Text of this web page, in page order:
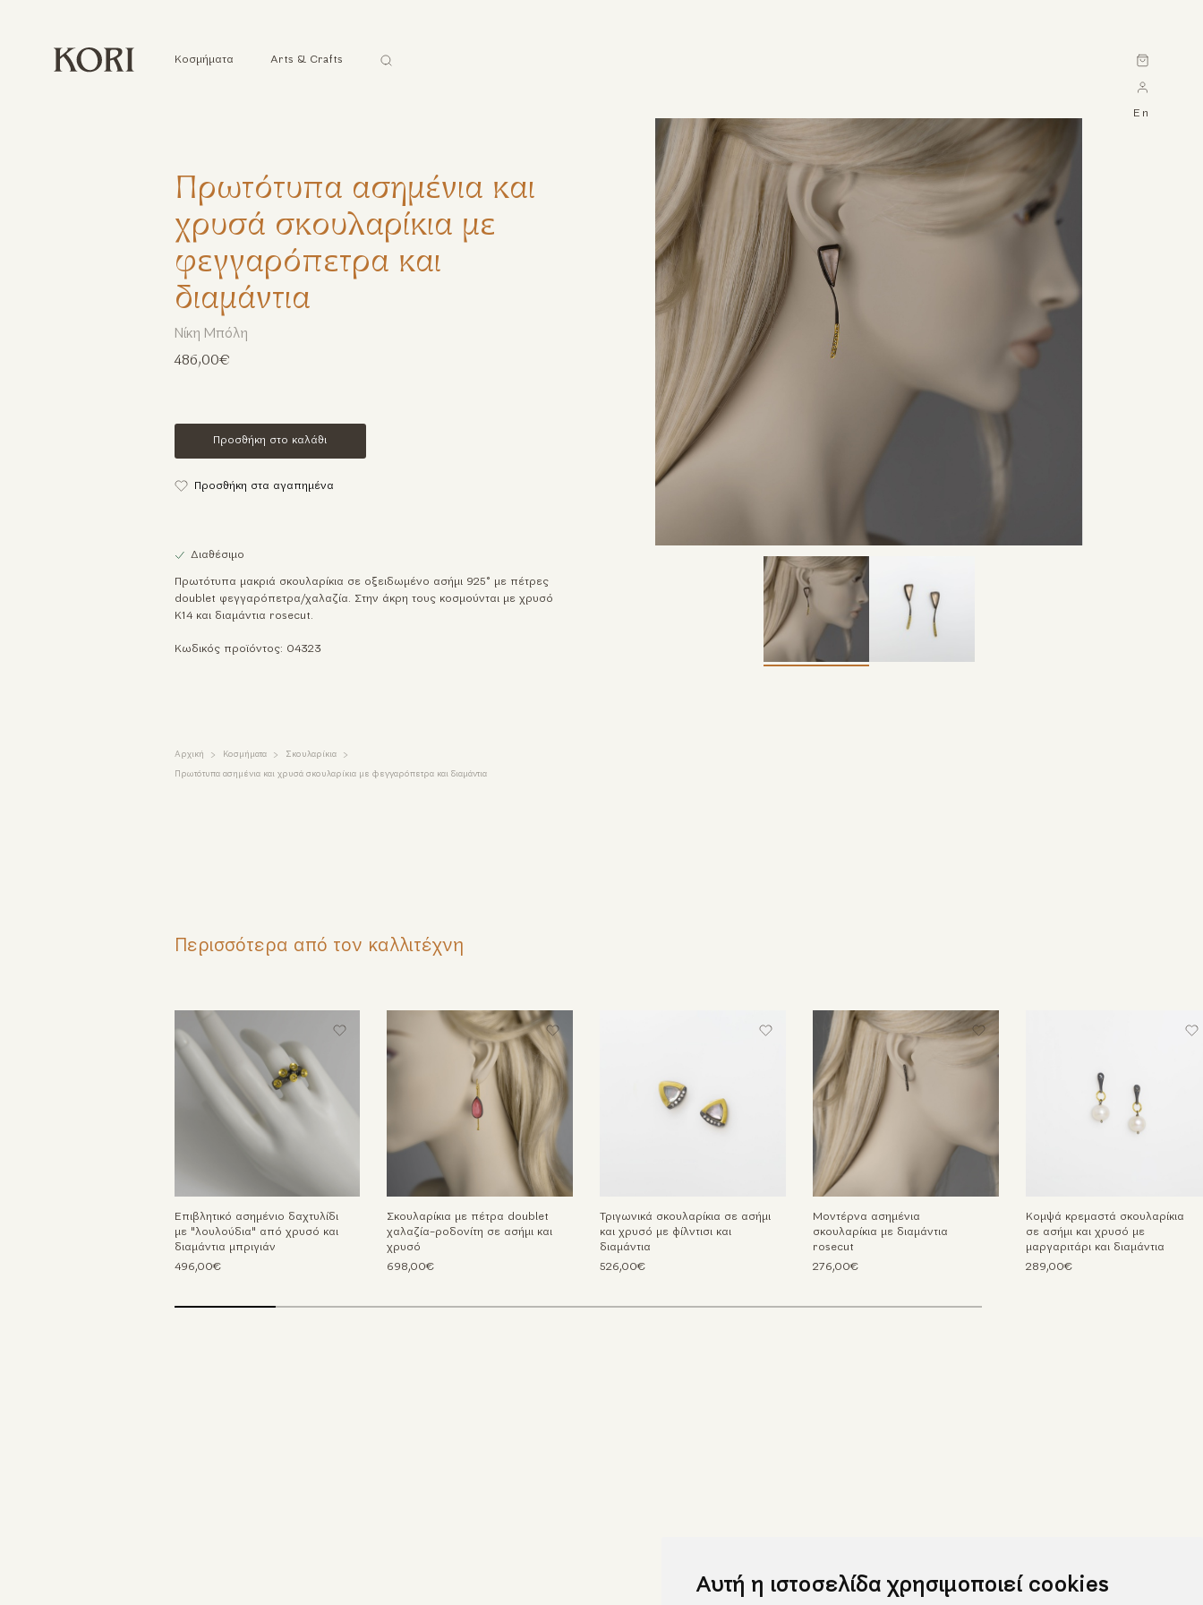
Αυτή η ιστοσελίδα χρησιμοποιεί cookies
Cart
En
Κοσμήματα Arts & Crafts
Αναζήτηση
Πρωτότυπα ασημένια και
χρυσά σκουλαρίκια με
φεγγαρόπετρα και
διαμάντια
Νίκη Μπόλη
486,00€
Προσθήκη στο καλάθι
Προσθήκη στα αγαπημένα
Διαθέσιμο
Πρωτότυπα μακριά σκουλαρίκια σε οξειδωμένο ασήμι 925° με πέτρες
doublet φεγγαρόπετρα/χαλαζία. Στην άκρη τους κοσμούνται με χρυσό
Κ14 και διαμάντια rosecut.
Κωδικός προϊόντος: 04323
Αρχική Κοσμήματα Σκουλαρίκια
Πρωτότυπα ασημένια και χρυσά σκουλαρίκια με φεγγαρόπετρα και διαμάντια
Περισσότερα από τον καλλιτέχνη
Επιβλητικό ασημένιο δαχτυλίδι
με "λουλούδια" από χρυσό και
διαμάντια μπριγιάν
496,00€
Σκουλαρίκια με πέτρα doublet
χαλαζία-ροδονίτη σε ασήμι και
χρυσό
698,00€
Τριγωνικά σκουλαρίκια σε ασήμι
και χρυσό με φίλντισι και
διαμάντια
526,00€
Μοντέρνα ασημένια
σκουλαρίκια με διαμάντια
rosecut
276,00€
Κομψά κρεμαστά σκουλαρίκια
σε ασήμι και χρυσό με
μαργαριτάρι και διαμάντια
289,00€